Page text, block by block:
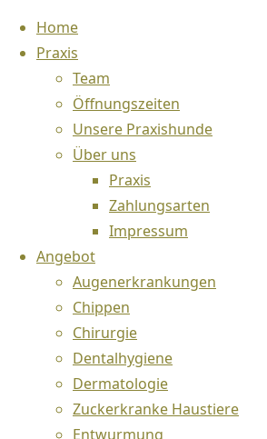
Home
Praxis
Team
Öffnungszeiten
Unsere Praxishunde
Über uns
Praxis
Zahlungsarten
Impressum
Angebot
Augenerkrankungen
Chippen
Chirurgie
Dentalhygiene
Dermatologie
Zuckerkranke Haustiere
Entwurmung
Ratgeber
Auf den Zahn
Hunde,Ratgeber,Zahnhygiene